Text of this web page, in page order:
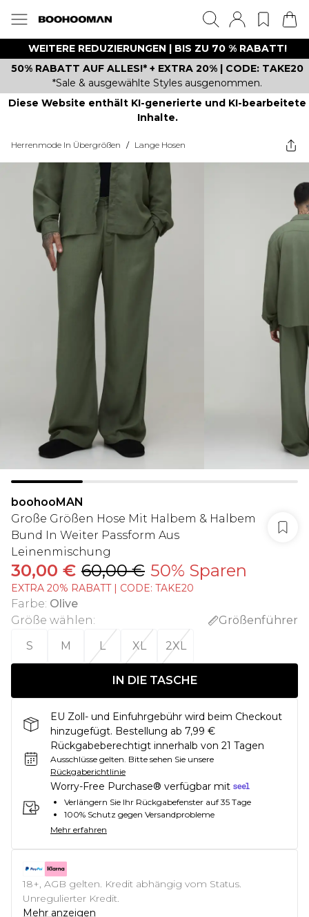
WEITERE REDUZIERUNGEN | BIS ZU 70 % RABATT!
50% RABATT AUF ALLES!* + EXTRA 20% | CODE: TAKE20
*Sale & ausgewählte Styles ausgenommen.
Diese Website enthält KI-generierte und KI-bearbeitete
Inhalte.
Herrenmode In Übergrößen / Lange Hosen
boohooMAN
Große Größen Hose Mit Halbem & Halbem
Bund In Weiter Passform Aus
Leinenmischung
30,00 € 60,00 € 50% Sparen
EXTRA 20% RABATT | CODE: TAKE20
Farbe: Olive
Größe wählen:
Größenführer
S
M L XL 2XL
IN DIE TASCHE
EU Zoll- und Einfuhrgebühr wird beim Checkout
hinzugefügt. Bestellung ab 7,99 €
Rückgabeberechtigt innerhalb von 21 Tagen
Ausschlüsse gelten. Bitte sehen Sie unsere
Rückgaberichtlinie
Worry-Free Purchase® verfügbar mit
Verlängern Sie Ihr Rückgabefenster auf 35 Tage
100% Schutz gegen Versandprobleme
Mehr erfahren
18+, AGB gelten. Kredit abhängig vom Status.
Unregulierter Kredit.
Mehr anzeigen